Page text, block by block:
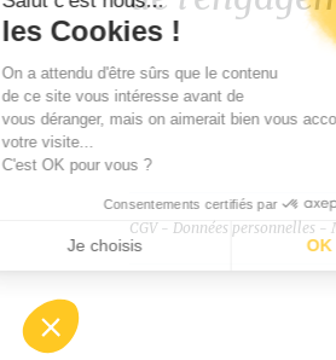
CGV Données personnelles
les Cookies !
On a attendu d'être sûrs que le contenu
de ce site vous intéresse avant de
vous déranger, mais on aimerait bien
votre visite...
C'est OK pour vous ?
Consentements certifiés par
Je choisis
Notre plateforme vous permet